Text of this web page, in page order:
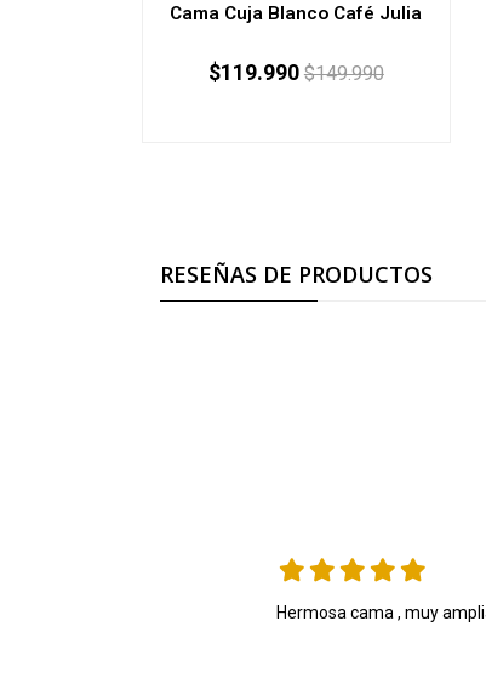
Cama Cuja Blanco Café Julia
$119.990 $149.990
RESEÑAS DE PRODUCTOS